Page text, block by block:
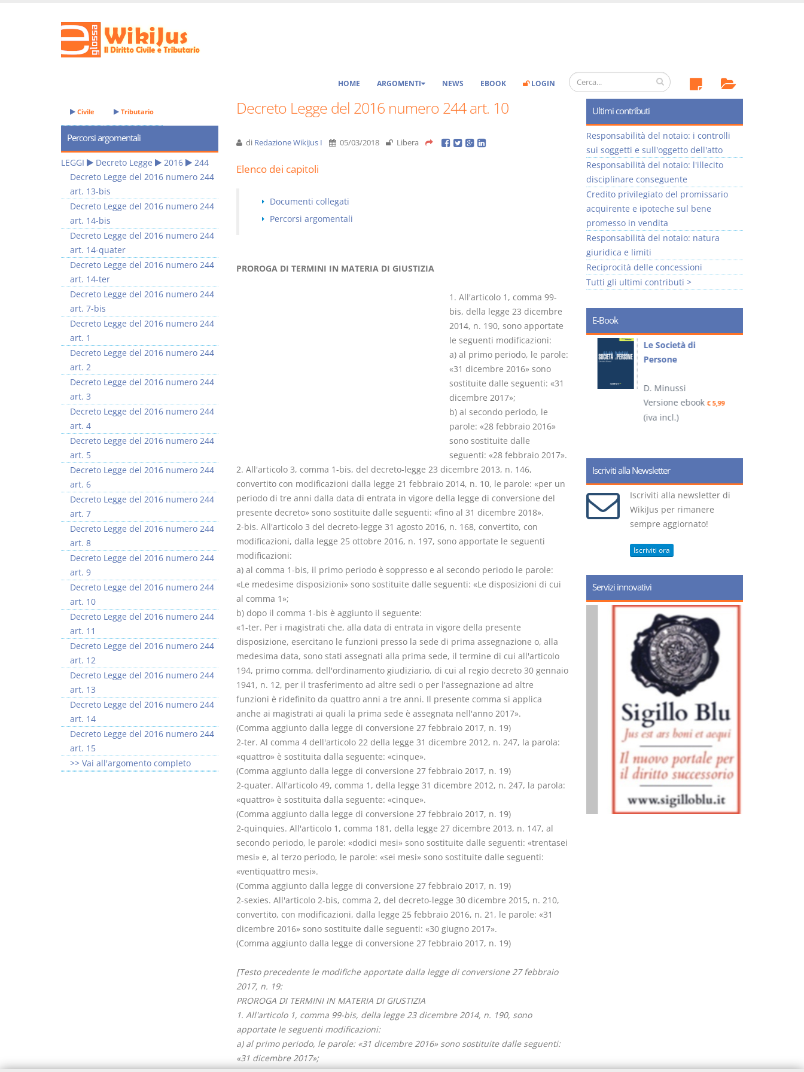
HOME ARGOMENTI NEWS EBOOK LOGIN
Decreto Legge del 2016 numero 244 art. 10
di Redazione WikiJus I 05/03/2018 Libera
Elenco dei capitoli
Documenti collegati
Percorsi argomentali
PROROGA DI TERMINI IN MATERIA DI GIUSTIZIA
1. All'articolo 1, comma 99-
bis, della legge 23 dicembre
2014, n. 190, sono apportate
le seguenti modificazioni:
a) al primo periodo, le parole:
«31 dicembre 2016» sono
sostituite dalle seguenti: «31
dicembre 2017»;
b) al secondo periodo, le
parole: «28 febbraio 2016»
sono sostituite dalle
seguenti: «28 febbraio 2017».
2. All'articolo 3, comma 1-bis, del decreto-legge 23 dicembre 2013, n. 146,
convertito con modificazioni dalla legge 21 febbraio 2014, n. 10, le parole: «per un
periodo di tre anni dalla data di entrata in vigore della legge di conversione del
presente decreto» sono sostituite dalle seguenti: «fino al 31 dicembre 2018».
2-bis. All'articolo 3 del decreto-legge 31 agosto 2016, n. 168, convertito, con
modificazioni, dalla legge 25 ottobre 2016, n. 197, sono apportate le seguenti
modificazioni:
a) al comma 1-bis, il primo periodo è soppresso e al secondo periodo le parole:
«Le medesime disposizioni» sono sostituite dalle seguenti: «Le disposizioni di cui
al comma 1»;
b) dopo il comma 1-bis è aggiunto il seguente:
«1-ter. Per i magistrati che, alla data di entrata in vigore della presente
disposizione, esercitano le funzioni presso la sede di prima assegnazione o, alla
medesima data, sono stati assegnati alla prima sede, il termine di cui all'articolo
194, primo comma, dell'ordinamento giudiziario, di cui al regio decreto 30 gennaio
1941, n. 12, per il trasferimento ad altre sedi o per l'assegnazione ad altre
funzioni è ridefinito da quattro anni a tre anni. Il presente comma si applica
anche ai magistrati ai quali la prima sede è assegnata nell'anno 2017».
(Comma aggiunto dalla legge di conversione 27 febbraio 2017, n. 19)
2-ter. Al comma 4 dell'articolo 22 della legge 31 dicembre 2012, n. 247, la parola:
«quattro» è sostituita dalla seguente: «cinque».
(Comma aggiunto dalla legge di conversione 27 febbraio 2017, n. 19)
2-quater. All'articolo 49, comma 1, della legge 31 dicembre 2012, n. 247, la parola:
«quattro» è sostituita dalla seguente: «cinque».
(Comma aggiunto dalla legge di conversione 27 febbraio 2017, n. 19)
2-quinquies. All'articolo 1, comma 181, della legge 27 dicembre 2013, n. 147, al
secondo periodo, le parole: «dodici mesi» sono sostituite dalle seguenti: «trentasei
mesi» e, al terzo periodo, le parole: «sei mesi» sono sostituite dalle seguenti:
«ventiquattro mesi».
(Comma aggiunto dalla legge di conversione 27 febbraio 2017, n. 19)
2-sexies. All'articolo 2-bis, comma 2, del decreto-legge 30 dicembre 2015, n. 210,
convertito, con modificazioni, dalla legge 25 febbraio 2016, n. 21, le parole: «31
dicembre 2016» sono sostituite dalle seguenti: «30 giugno 2017».
(Comma aggiunto dalla legge di conversione 27 febbraio 2017, n. 19)
[Testo precedente le modifiche apportate dalla legge di conversione 27 febbraio
2017, n. 19:
PROROGA DI TERMINI IN MATERIA DI GIUSTIZIA
1. All'articolo 1, comma 99-bis, della legge 23 dicembre 2014, n. 190, sono
apportate le seguenti modificazioni:
a) al primo periodo, le parole: «31 dicembre 2016» sono sostituite dalle seguenti:
«31 dicembre 2017»;
Civile Tributario
Percorsi argomentali
LEGGI Decreto Legge 2016
244
Decreto Legge del 2016 numero 244
art. 13-bis
Decreto Legge del 2016 numero 244
art. 14-bis
Decreto Legge del 2016 numero 244
art. 14-quater
Decreto Legge del 2016 numero 244
art. 14-ter
Decreto Legge del 2016 numero 244
art. 7-bis
Decreto Legge del 2016 numero 244
art. 1
Decreto Legge del 2016 numero 244
art. 2
Decreto Legge del 2016 numero 244
art. 3
Decreto Legge del 2016 numero 244
art. 4
Decreto Legge del 2016 numero 244
art. 5
Decreto Legge del 2016 numero 244
art. 6
Decreto Legge del 2016 numero 244
art. 7
Decreto Legge del 2016 numero 244
art. 8
Decreto Legge del 2016 numero 244
art. 9
Decreto Legge del 2016 numero 244
art. 10
Decreto Legge del 2016 numero 244
art. 11
Decreto Legge del 2016 numero 244
art. 12
Decreto Legge del 2016 numero 244
art. 13
Decreto Legge del 2016 numero 244
art. 14
Decreto Legge del 2016 numero 244
art. 15
>> Vai all'argomento completo
Ultimi contributi
Responsabilità del notaio: i controlli
sui soggetti e sull'oggetto dell'atto
Responsabilità del notaio: l'illecito
disciplinare conseguente
Credito privilegiato del promissario
acquirente e ipoteche sul bene
promesso in vendita
Responsabilità del notaio: natura
giuridica e limiti
Reciprocità delle concessioni
Tutti gli ultimi contributi >
E-Book
Prescrizione e
Versione ebook
Rapporto e
relazione giuridica
D. Minussi
Versione ebook
(iva incl.)
Il Condominio
La riforma di cui alla legge
220/2012
S. D'Andrea – D.
Minussi
Versione ebook
(iva incl.)
Le Società di
Persone
D. Minussi
Versione ebook € 5,99
(iva incl.)
Iscriviti alla Newsletter
Iscriviti alla newsletter di
WikiJus per rimanere
sempre aggiornato!
Iscriviti ora
Servizi innovativi